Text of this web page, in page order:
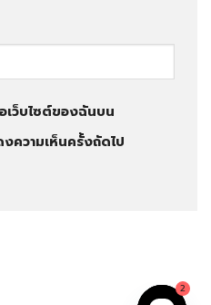
เว็บไซต์ของฉันบน
งความเห็นครั้งถัดไป